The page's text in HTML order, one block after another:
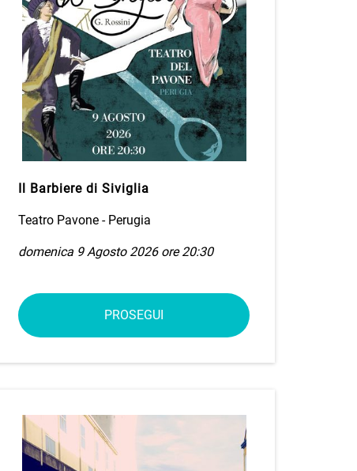
Il Barbiere di Siviglia
Teatro Pavone - Perugia
domenica 9 Agosto 2026 ore 20:30
PROSEGUI